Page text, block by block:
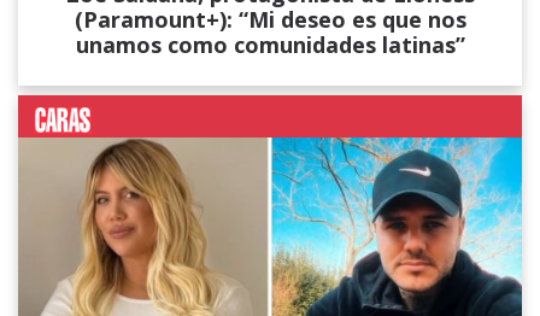
(Paramount+): “Mi deseo es que nos
unamos como comunidades latinas”